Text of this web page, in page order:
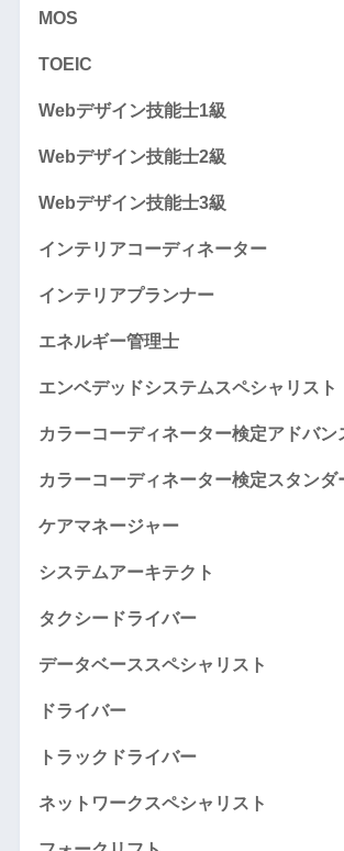
MOS
TOEIC
Webデザイン技能士1級
Webデザイン技能士2級
Webデザイン技能士3級
インテリアコーディネーター
インテリアプランナー
エネルギー管理士
エンベデッドシステムスペシャリスト
カラーコーディネーター検定アドバン
カラーコーディネーター検定スタンダ
ケアマネージャー
システムアーキテクト
タクシードライバー
データベーススペシャリスト
ドライバー
トラックドライバー
ネットワークスペシャリスト